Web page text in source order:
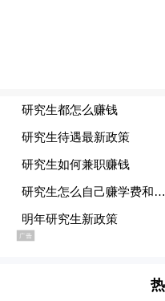
李伯男认为，话剧
也能满足浅层次的